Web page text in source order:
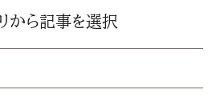
から記事を選択